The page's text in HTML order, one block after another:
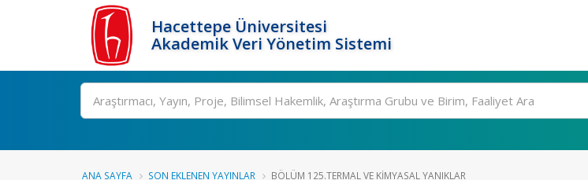
Hacettepe Üniversitesi
Akademik Veri Yönetim Sistemi
Ara
ANA SAYFA SON EKLENEN YAYINLAR BÖLÜM 125.TERMAL VE KIMYASAL YANIKLAR